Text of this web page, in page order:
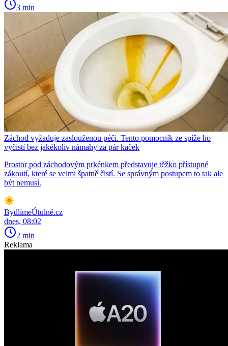
3 min
Záchod vyžaduje zaslouženou péči. Tento pomocník ze spíže ho
vyčistí bez jakékoliv námahy za pár kaček
Prostor pod záchodovým prkénkem představuje těžko přístupné
zákoutí, které se velmi špatně čistí. Se správným postupem to tak ale
být nemusí.
BydlímeÚtulně.cz
dnes, 08:02
2 min
Reklama